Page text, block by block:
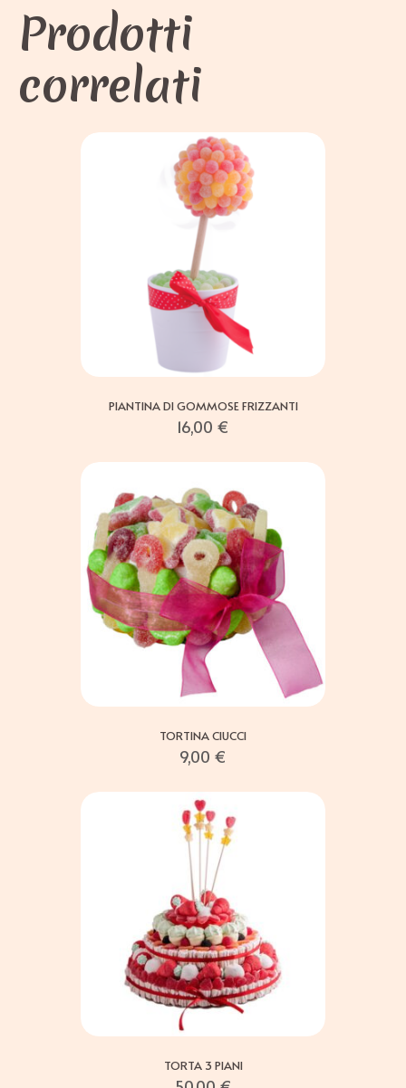
Prodotti
correlati
PIANTINA DI GOMMOSE FRIZZANTI
16,00 €
TORTINA CIUCCI
9,00 €
TORTA 3 PIANI